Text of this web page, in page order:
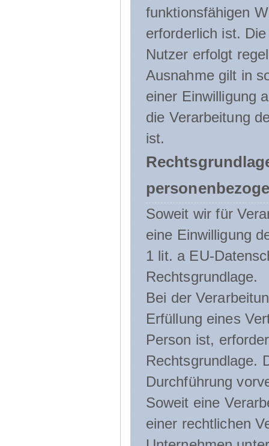
funktionsfähigen
erforderlich ist.
Nutzer erfolgt
Ausnahme gilt in
einer Einwilligung
die Verarbeitung
ist.
Soweit wir für
eine Einwilligung
1 lit. a EU-
Rechtsgrundlage.
Bei der
Erfüllung eines
Person ist,
Rechtsgrundlage.
Durchführung
Soweit eine
einer rechtlichen